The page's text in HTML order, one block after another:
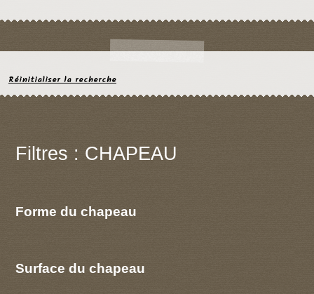
Réinitialiser la recherche
Filtres : CHAPEAU
Forme du chapeau
Surface du chapeau